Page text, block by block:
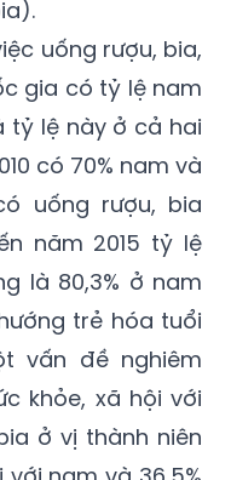
- tương đương
mỗi người dân
uống rượu, bia,
gia có tỷ lệ nam
tỷ lệ này ở cả hai
có 70% nam và
uống rượu, bia
năm 2015 tỷ lệ
là 80,3% ở nam
trẻ hóa tuổi
vấn đề nghiêm